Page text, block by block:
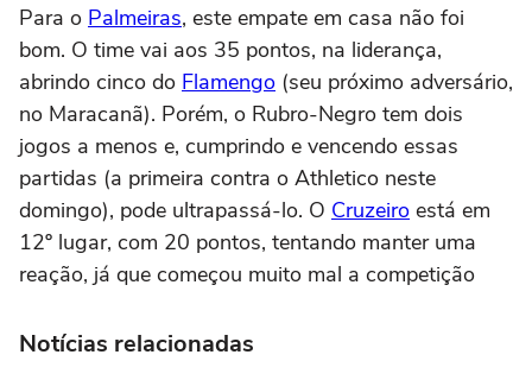
Para o Palmeiras, este empate em casa não foi
bom. O time vai aos 35 pontos, na liderança,
abrindo cinco do Flamengo (seu próximo adversário,
no Maracanã). Porém, o Rubro-Negro tem dois
jogos a menos e, cumprindo e vencendo essas
partidas (a primeira contra o Athletico neste
domingo), pode ultrapassá-lo. O Cruzeiro está em
12º lugar, com 20 pontos, tentando manter uma
reação, já que começou muito mal a competição
Notícias relacionadas